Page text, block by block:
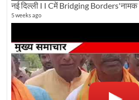
5 weeks ago